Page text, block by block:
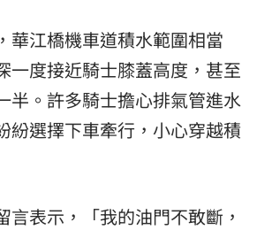
華江橋機車道積水範圍相當
一度接近騎士膝蓋高度，甚至
半。許多騎士擔心排氣管進水
紛選擇下車牽行，小心穿越積
言表示，「我的油門不敢斷，